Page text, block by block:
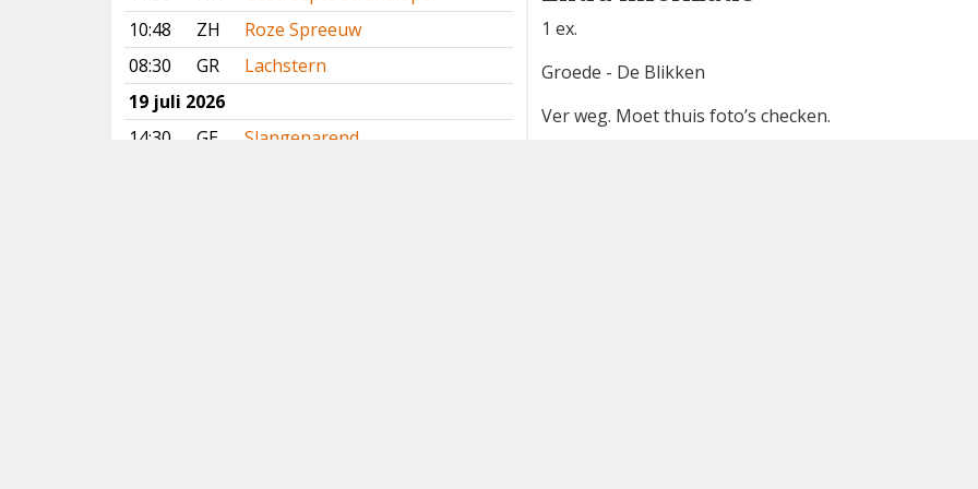
10:48
ZH
Roze Spreeuw
08:30
GR
Lachstern
19 juli 2026
14:30
GE
Slangenarend
waarneming.nl
Extra informatie